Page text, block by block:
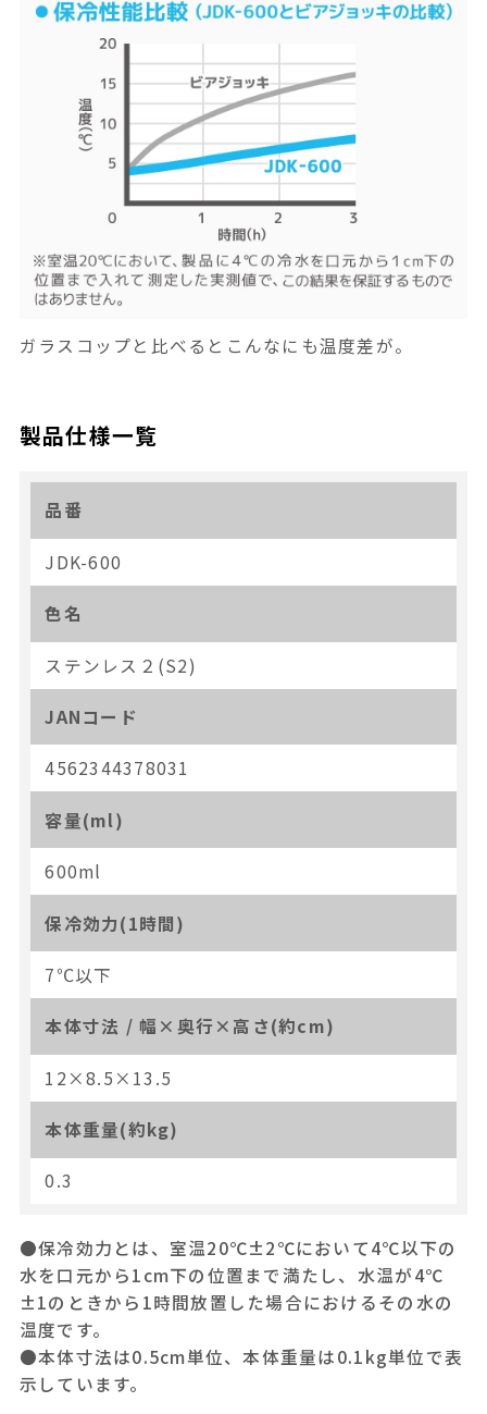
ガラスコップと比べるとこんなにも温度差が。
製品仕様一覧
品番
JDK-600
色名
ステンレス２(S2)
JANコード
4562344378031
容量(ml)
600ml
保冷効力(1時間)
7℃以下
本体寸法 / 幅×奥行×高さ(約cm)
12×8.5×13.5
本体重量(約kg)
0.3
●保冷効力とは、室温20℃±2℃において4℃以下の
水を口元から1cm下の位置まで満たし、水温が4℃
±1のときから1時間放置した場合におけるその水の
温度です。
●本体寸法は0.5cm単位、本体重量は0.1kg単位で表
示しています。